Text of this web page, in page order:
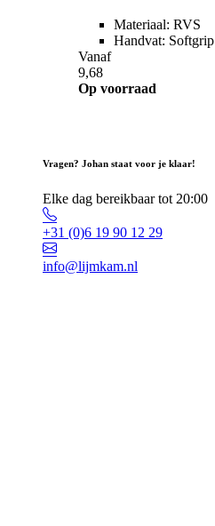
Materiaal: RVS
Handvat: Softgrip
Vanaf
9,68
Op voorraad
Vragen? Johan staat voor je klaar!
Elke dag bereikbaar tot 20:00
+31 (0)6 19 90 12 29
info@lijmkam.nl